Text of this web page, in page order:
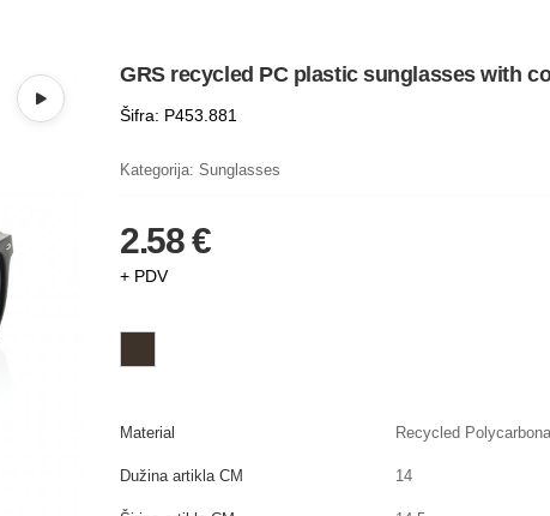
GRS recycled PC plastic sunglasses with
Šifra: P453.881
Kategorija: Sunglasses
2.58 €
+ PDV
Material Recycled
Dužina artikla CM 14